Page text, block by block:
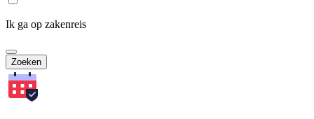
Ik ga op zakenreis
Zoeken